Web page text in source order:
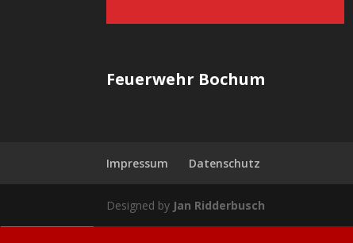
Feuerwehr Bochum
Impressum Datenschutz
Designed by Jan Ridderbusch